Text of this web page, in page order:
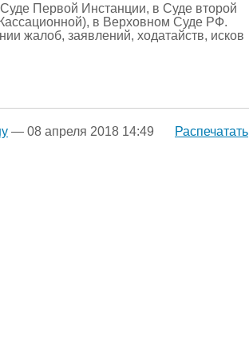
Первой Инстанции, в Суде второй
в Верховном Суде РФ.
жалоб, заявлений, ходатайств, исков
— 08 апреля 2018 14:49 Распечатать